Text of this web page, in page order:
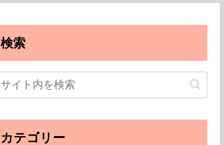
検索
カテゴリー